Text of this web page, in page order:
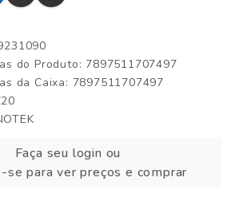
do Produto: 7897511707497
da Caixa: 7897511707497
Faça seu login ou
se para ver preços e comprar